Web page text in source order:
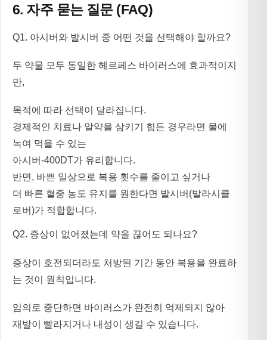
6. 자주 묻는 질문 (FAQ)
Q1. 아시버와 발시버 중 어떤 것을 선택해야 할까요?
두 약물 모두 동일한 헤르페스 바이러스에 효과적이지
만,
목적에 따라 선택이 달라집니다.
경제적인 치료나 알약을 삼키기 힘든 경우라면 물에
녹여 먹을 수 있는
아시버-400DT가 유리합니다.
반면, 바쁜 일상으로 복용 횟수를 줄이고 싶거나
더 빠른 혈중 농도 유지를 원한다면 발시버(발라시클
로버)가 적합합니다.
Q2. 증상이 없어졌는데 약을 끊어도 되나요?
증상이 호전되더라도 처방된 기간 동안 복용을 완료하
는 것이 원칙입니다.
임의로 중단하면 바이러스가 완전히 억제되지 않아
재발이 빨라지거나 내성이 생길 수 있습니다.